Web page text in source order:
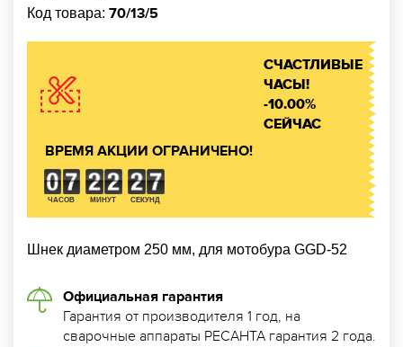
Код товара: 70/13/5
СЧАСТЛИВЫЕ
ЧАСЫ!
-10.00%
СЕЙЧАС
ВРЕМЯ АКЦИИ ОГРАНИЧЕНО!
ЧАСОВ МИНУТ СЕКУНД
Шнек диаметром 250 мм, для мотобура GGD-52
Официальная гарантия
Гарантия от производителя 1 год, на
сварочные аппараты РЕСАНТА гарантия 2 года.